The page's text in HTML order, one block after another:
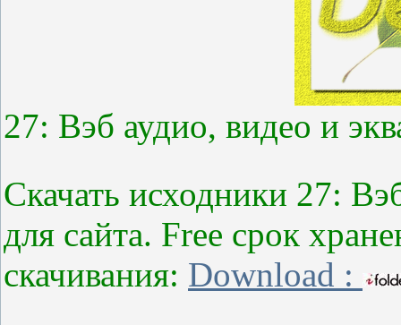
27: Вэб аудио, видео и
Скачать исходники 27:
для сайта. Free срок
скачивания: Download :